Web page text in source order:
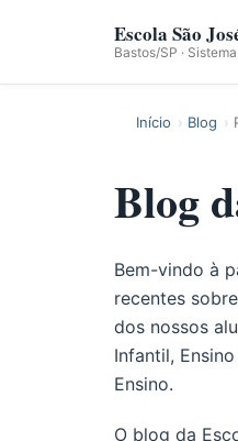
Escola São
Bastos/SP ·
Início Blog
Blog
Bem-vindo à
recentes
dos nossos
Infantil,
Ensino.
O blog da